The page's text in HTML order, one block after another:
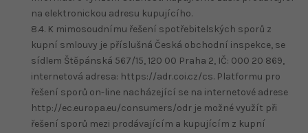
na elektronickou adresu kupujícího.
8.4. K mimosoudnímu řešení spotřebitelských sporů z
kupní smlouvy je příslušná Česká obchodní inspekce, se
sídlem Štěpánská 567/15, 120 00 Praha 2, IČ: 000 20 869,
internetová adresa: https://adr.coi.cz/cs. Platformu pro
řešení sporů on-line nacházející se na internetové adrese
http://ec.europa.eu/consumers/odr je možné využít při
řešení sporů mezi prodávajícím a kupujícím z kupní